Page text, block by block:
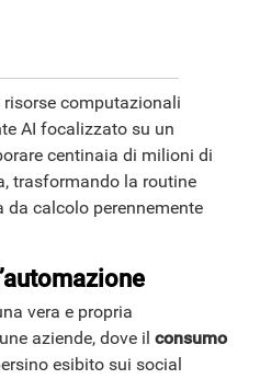
computazionali
AI focalizzato su un
centinaia di milioni di
trasformando la routine
da calcolo perennemente
vera e propria
aziende, dove il consumo
esibito sui social